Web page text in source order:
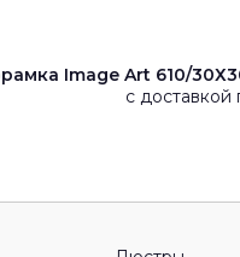
Image Art 610/
с